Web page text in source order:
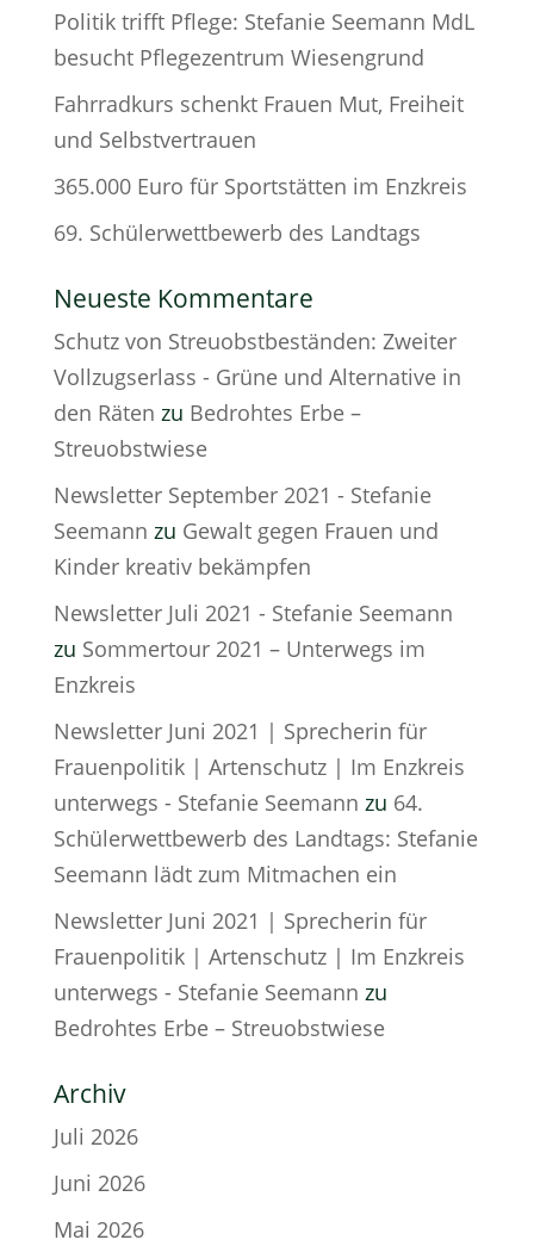
Politik trifft Pflege: Stefanie Seemann MdL
besucht Pflegezentrum Wiesengrund
Fahrradkurs schenkt Frauen Mut, Freiheit
und Selbstvertrauen
365.000 Euro für Sportstätten im Enzkreis
69. Schülerwettbewerb des Landtags
Neueste Kommentare
Schutz von Streuobstbeständen: Zweiter
Vollzugserlass - Grüne und Alternative in
den Räten zu Bedrohtes Erbe –
Streuobstwiese
Newsletter September 2021 - Stefanie
Seemann zu Gewalt gegen Frauen und
Kinder kreativ bekämpfen
Newsletter Juli 2021 - Stefanie Seemann
zu Sommertour 2021 – Unterwegs im
Enzkreis
Newsletter Juni 2021 | Sprecherin für
Frauenpolitik | Artenschutz | Im Enzkreis
unterwegs - Stefanie Seemann zu 64.
Schülerwettbewerb des Landtags: Stefanie
Seemann lädt zum Mitmachen ein
Newsletter Juni 2021 | Sprecherin für
Frauenpolitik | Artenschutz | Im Enzkreis
unterwegs - Stefanie Seemann zu
Bedrohtes Erbe – Streuobstwiese
Archiv
Juli 2026
Juni 2026
Mai 2026